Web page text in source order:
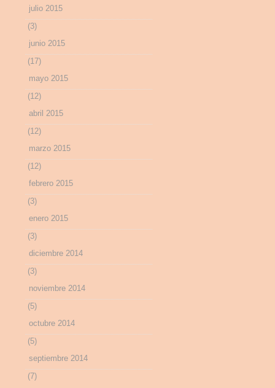
julio 2015
(3)
junio 2015
(17)
mayo 2015
(12)
abril 2015
(12)
marzo 2015
(12)
febrero 2015
(3)
enero 2015
(3)
diciembre 2014
(3)
noviembre 2014
(5)
octubre 2014
(5)
septiembre 2014
(7)